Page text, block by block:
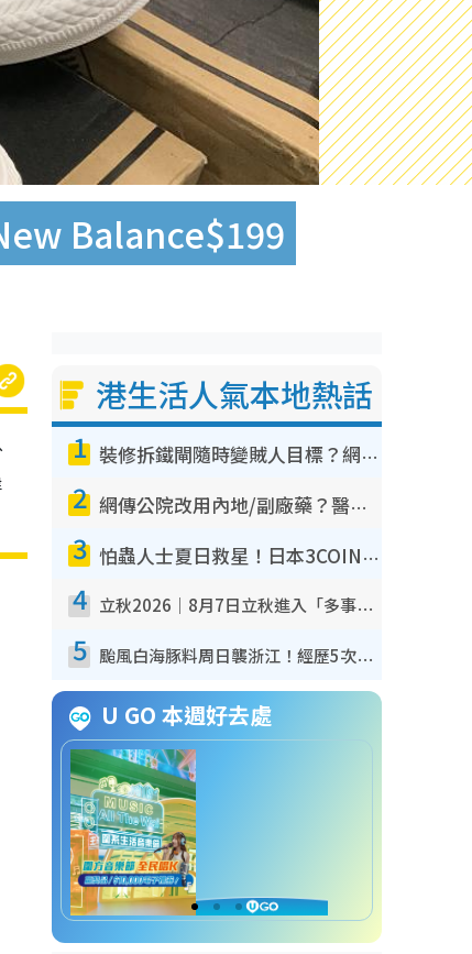
Balance$199
港生活人氣本地熱話
1 裝修拆鐵閘隨時變賊人目標？網民揭2大關鍵用途：裝新式等於白裝？附新舊鐵閘分別
2 網傳公院改用內地/副廠藥？醫生拆解正副廠分別 揭4類人換藥隨時出事
3 怕蟲人士夏日救星！日本3COINS爆紅驅蟲神器$45起 1招「全程免觸碰」輕鬆搞定小強
4 立秋2026｜8月7日立秋進入「多事之秋」 3件事唔做得！專家教6招開運 清枱頭／銀包納氣接好運
5 颱風白海豚料周日襲浙江！經歷5次「眼牆置換」極罕見 成登陸內地最長途颱風
U GO 本週好去處